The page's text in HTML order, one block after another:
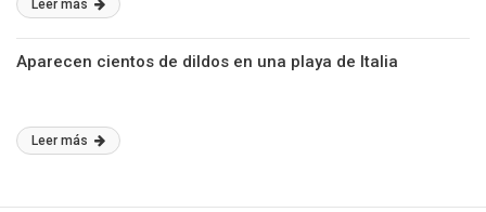
Leer más
Aparecen cientos de dildos en una playa de Italia
Leer más